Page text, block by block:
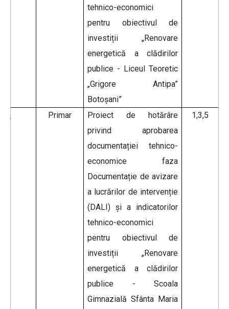
tehnico-economici
pentru obiectivul de
investiții „Renovare
energetică a clădirilor
publice - Liceul Teoretic
„Grigore Antipa”
Botoșani”
Primar
Proiect de hotărâre
privind aprobarea
documentației tehnico-
economice faza
Documentație de avizare
a lucrărilor de intervenție
(DALI) și a indicatorilor
tehnico-economici
pentru obiectivul de
investiții „Renovare
energetică a clădirilor
publice - Scoala
Gimnazială Sfânta Maria
1,3,5